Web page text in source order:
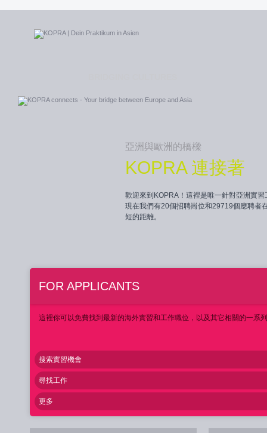
亞洲與歐洲的橋樑
KOPRA 連接著
歡迎來到KOPRA！這裡是唯一針對亞洲實
現在我們有20個招聘崗位和29719個應聘者
短的距離。
FOR APPLICANTS
這裡你可以免費找到最新的海外實習和工作職位，以及其它相關的一系
搜索實習機會
尋找工作
更多